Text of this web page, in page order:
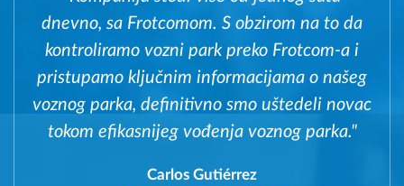
dnevno, sa Frotcomom. S obzirom na to da
kontroliramo vozni park preko Frotcom-a i
pristupamo ključnim informacijama o našeg
voznog parka, definitivno smo uštedeli novac
tokom efikasnijeg vođenja voznog parka."
Carlos Gutiérrez